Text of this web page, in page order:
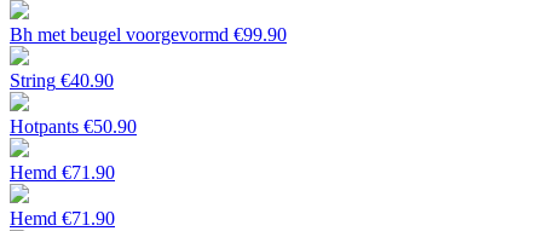
Bh met beugel voorgevormd €99.90
String €40.90
Hotpants €50.90
Hemd €71.90
Hemd €71.90